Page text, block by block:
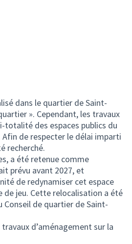
dans le quartier de Saint-
». Cependant, les travaux
totalité des espaces publics du
de respecter le délai imparti
recherché.
a été retenue comme
prévu avant 2027, et
de redynamiser cet espace
jeu. Cette relocalisation a été
Conseil de quartier de Saint-
d’aménagement sur la